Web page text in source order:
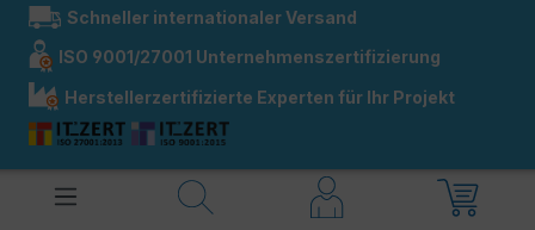
springen
Schneller internationaler Versand
ISO 9001/27001 Unternehmenszertifizierung
Herstellerzertifizierte Experten für Ihr Projekt